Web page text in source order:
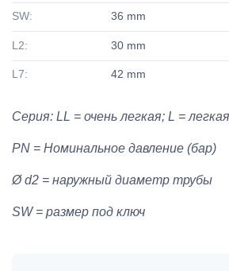
SW: 36 mm
L2: 30 mm
L7: 42 mm
Серия: LL = очень легкая; L =
PN = Номинальное давление (бар)
Ø d2 = наружный диаметр трубы
SW = размер под ключ